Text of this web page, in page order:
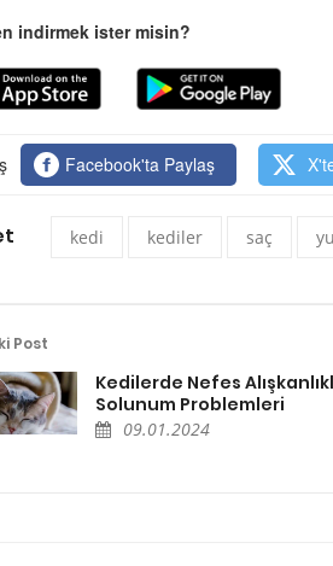
indirmek ister misin?
Facebook'ta Paylaş
kedi kediler saç
Post
Kedilerde Nefes
Solunum Problemleri
09.01.2024